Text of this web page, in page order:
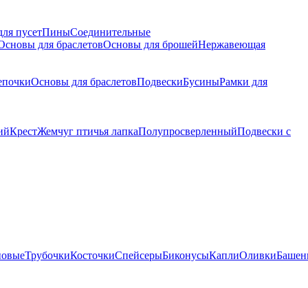
пусетПиныСоединительные
для браслетовОсновы для брошейНержавеющая
Основы для браслетовПодвескиБусиныРамки для
КрестЖемчуг птичья лапкаПолупросверленныйПодвески с
ТрубочкиКосточкиСпейсерыБиконусыКаплиОливки